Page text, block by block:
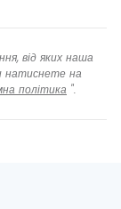
від яких наша
натиснете на
політика ".